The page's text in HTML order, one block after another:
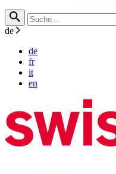
de
de
fr
it
en